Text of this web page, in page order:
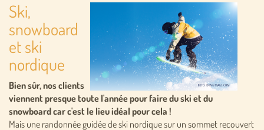
Ski,
snowboard
et ski
nordique
Bien sûr, nos clients
viennent presque toute l'année pour faire du ski et du
snowboard car c'est le lieu idéal pour cela !
Mais une randonnée guidée de ski nordique sur un sommet recouvert